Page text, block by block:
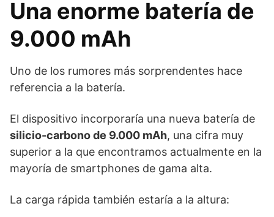
Una enorme batería de
9.000 mAh
Uno de los rumores más sorprendentes hace
referencia a la batería.
El dispositivo incorporaría una nueva batería de
silicio-carbono de 9.000 mAh, una cifra muy
superior a la que encontramos actualmente en la
mayoría de smartphones de gama alta.
La carga rápida también estaría a la altura: